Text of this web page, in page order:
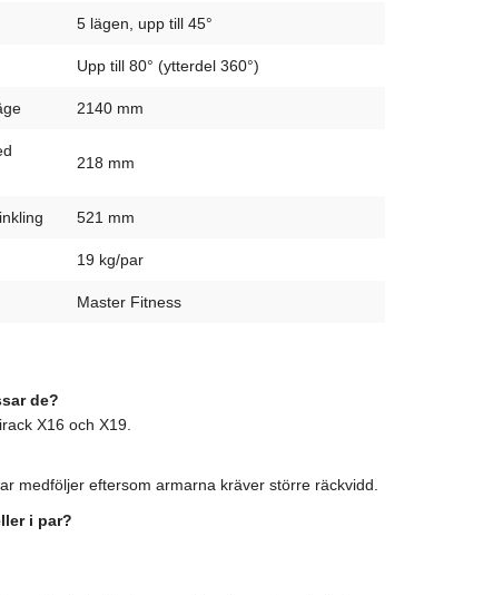
5 lägen, upp till 45°
Upp till 80° (ytterdel 360°)
2140 mm
218 mm
521 mm
19 kg/par
Master Fitness
de?
X16 och X19.
medföljer eftersom armarna kräver större räckvidd.
i par?